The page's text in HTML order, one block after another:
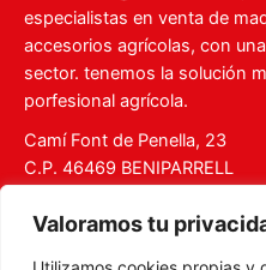
Valoramos tu
especialistas en venta de
accesorios agrícolas, con
sector. tenemos la solución
porfesional agrícola.
Camí Font de Penella, 23
C.P. 46469 BENIPARRELL